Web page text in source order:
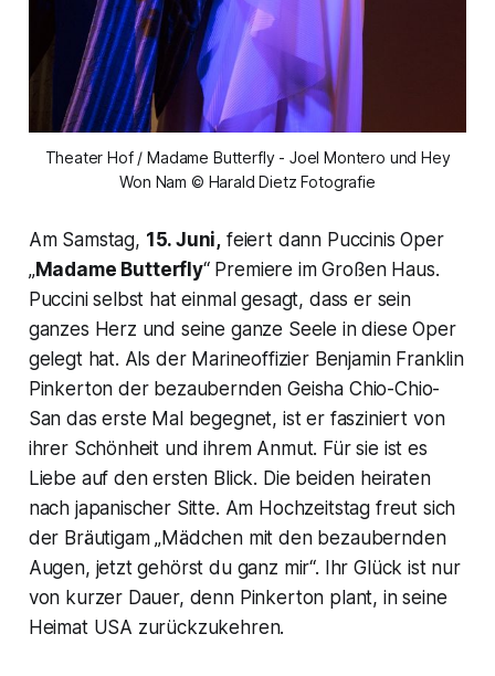
Theater Hof / Madame Butterfly - Joel Montero und Hey
Won Nam © Harald Dietz Fotografie
Am Samstag, 15. Juni, feiert dann Puccinis Oper
„Madame Butterfly“ Premiere im Großen Haus.
Puccini selbst hat einmal gesagt, dass er sein
ganzes Herz und seine ganze Seele in diese Oper
gelegt hat. Als der Marineoffizier Benjamin Franklin
Pinkerton der bezaubernden Geisha Chio-Chio-
San das erste Mal begegnet, ist er fasziniert von
ihrer Schönheit und ihrem Anmut. Für sie ist es
Liebe auf den ersten Blick. Die beiden heiraten
nach japanischer Sitte. Am Hochzeitstag freut sich
der Bräutigam „Mädchen mit den bezaubernden
Augen, jetzt gehörst du ganz mir“. Ihr Glück ist nur
von kurzer Dauer, denn Pinkerton plant, in seine
Heimat USA zurückzukehren.